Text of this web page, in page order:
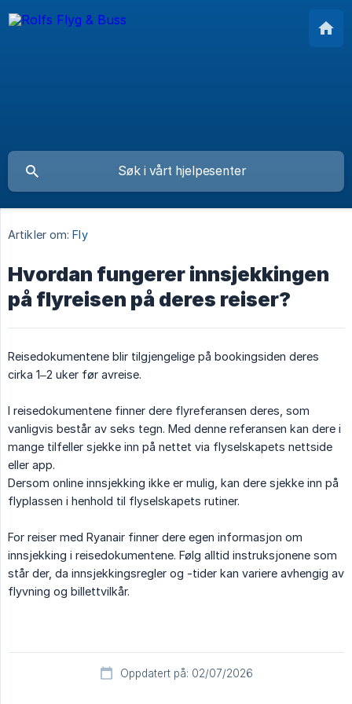
Artikler om: Fly
Hvordan fungerer innsjekkingen
på flyreisen på deres reiser?
Reisedokumentene blir tilgjengelige på bookingsiden deres
cirka 1–2 uker før avreise.
I reisedokumentene finner dere flyreferansen deres, som
vanligvis består av seks tegn. Med denne referansen kan dere i
mange tilfeller sjekke inn på nettet via flyselskapets nettside
eller app.
Dersom online innsjekking ikke er mulig, kan dere sjekke inn på
flyplassen i henhold til flyselskapets rutiner.
For reiser med Ryanair finner dere egen informasjon om
innsjekking i reisedokumentene. Følg alltid instruksjonene som
står der, da innsjekkingsregler og -tider kan variere avhengig av
flyvning og billettvilkår.
Oppdatert på: 02/07/2026